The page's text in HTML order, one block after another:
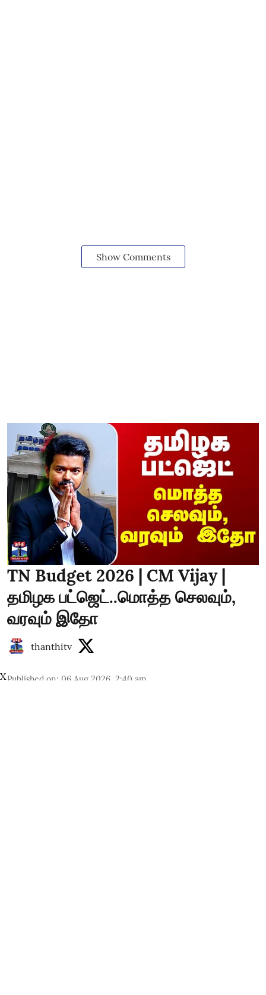
Show Comments
TN Budget 2026 | CM Vijay |
தமிழக பட்ஜெட்..மொத்த செலவும்,
வரவும் இதோ
thanthitv
Published on: 06 Aug 2026, 2:40 am
X